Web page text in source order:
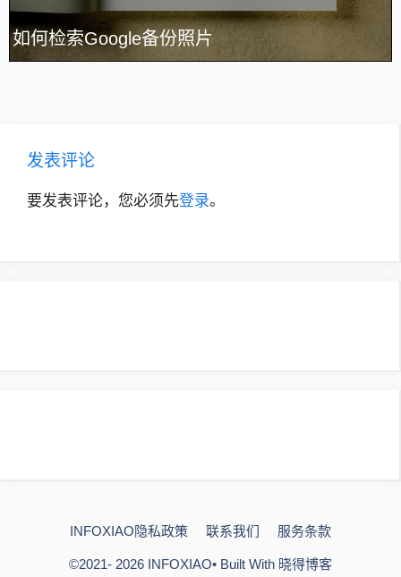
如何检索Google备份照片
发表评论
要发表评论，您必须先登录。
INFOXIAO隐私政策 联系我们 服务条款
©2021- 2026 INFOXIAO• Built With 晓得博客